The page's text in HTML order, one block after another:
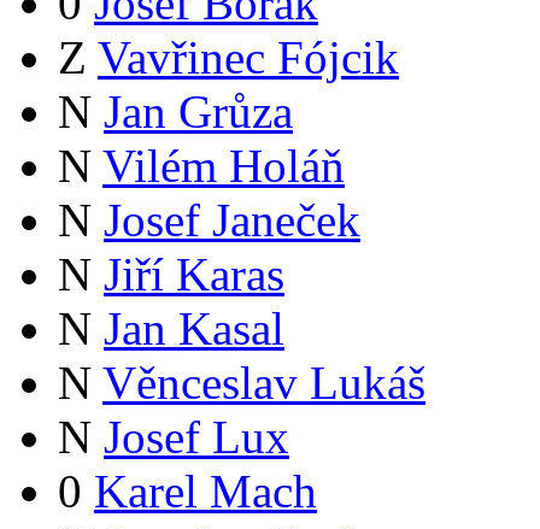
Z Vavřinec Fójcik
N Jan Grůza
N Vilém Holáň
N Josef Janeček
N Jiří Karas
N Jan Kasal
N Věnceslav Lukáš
N Josef Lux
0 Karel Mach